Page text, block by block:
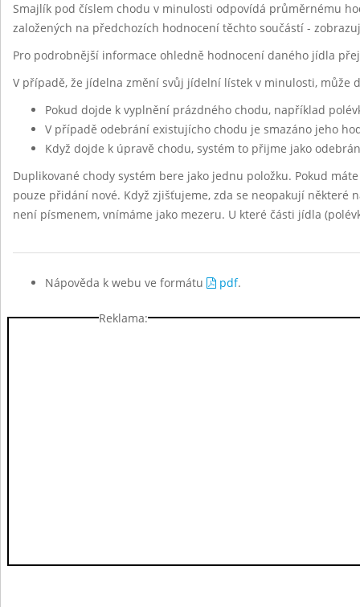
Smajlík pod číslem chodu v minulosti odpovídá průměrnému
založených na předchozích hodnocení těchto součástí -
Pro podrobnější informace ohledně hodnocení daného jídla
V případě, že jídelna změní svůj jídelní lístek v minulosti, může
Pokud dojde k vyplnění prázdného chodu, například
V případě odebrání existujícho chodu je smazáno jeho
Když dojde k úpravě chodu, systém to přijme jako
Duplikované chody systém bere jako jednu položku. Pokud
pouze přidání nové. Když zjišťujeme, zda se neopakují některé
není písmenem, vnímáme jako mezeru. U které části jídla
Nápověda k webu ve formátu pdf.
Reklama: